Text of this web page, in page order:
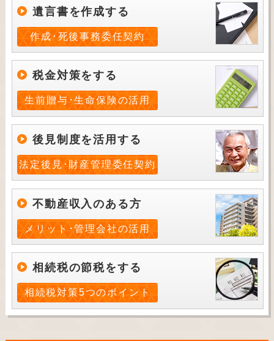
遺言書を作成する
作成･死後事務委任契約
税金対策をする
生前贈与･生命保険の活用
後見制度を活用する
法定後見･財産管理委任契約
不動産収入のある方
メリット･管理会社の活用
相続税の節税をする
相続税対策5つのポイント